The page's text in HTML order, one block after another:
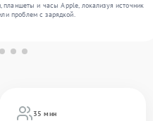
35 мин
и часы Apple, локализуя источник
проблем с зарядкой.